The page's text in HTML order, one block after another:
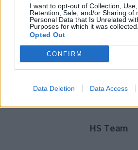
I want to opt-out of Collection, Use,
Retention, Sale, and/or Sharing of
Personal Data that Is Unrelated
Purposes for which it was collected.
Opted Out
CONFIRM
Data Deletion Data Access
αβοκάντο
HS Team